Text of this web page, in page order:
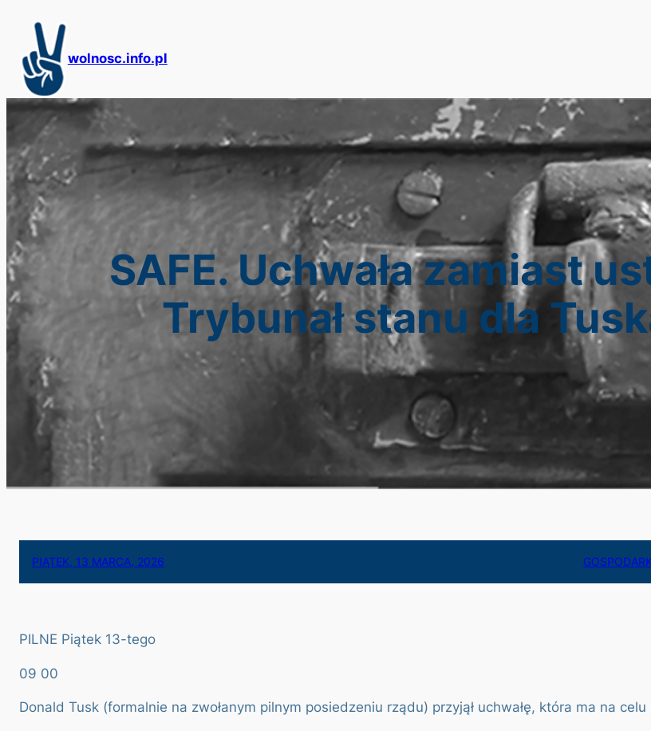
treści
wolnosc.info.pl
SAFE. Uchwała zamiast
Trybunał stanu dla
PIĄTEK, 13 MARCA, 2026
PILNE Piątek 13-tego
09 00
Donald Tusk (formalnie na zwołanym pilnym posiedzeniu rządu) przyjął uchwałę, która ma na